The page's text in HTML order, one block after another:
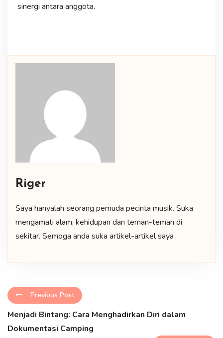
sinergi antara anggota.
Riger
Saya hanyalah seorang pemuda pecinta musik. Suka
mengamati alam, kehidupan dan teman-teman di
sekitar. Semoga anda suka artikel-artikel saya
Previous Post
Menjadi Bintang: Cara Menghadirkan Diri dalam
Dokumentasi Camping